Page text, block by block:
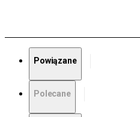
Powiązane
Polecane